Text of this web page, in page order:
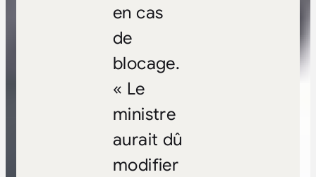
en cas
de
blocage.
« Le
ministre
aurait dû
modifier